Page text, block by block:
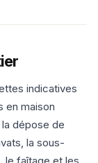
indicatives
en maison
dépose de
la sous-